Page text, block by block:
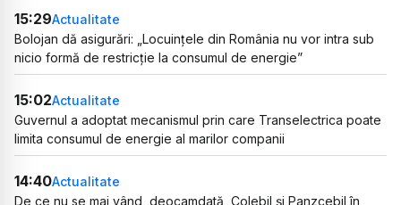
15:29Actualitate
Bolojan dă asigurări: „Locuințele din România nu vor intra sub
nicio formă de restricție la consumul de energie”
15:02Actualitate
Guvernul a adoptat mecanismul prin care Transelectrica poate
limita consumul de energie al marilor companii
14:40Actualitate
De ce nu se mai vând, deocamdată, Colebil și Panzcebil în